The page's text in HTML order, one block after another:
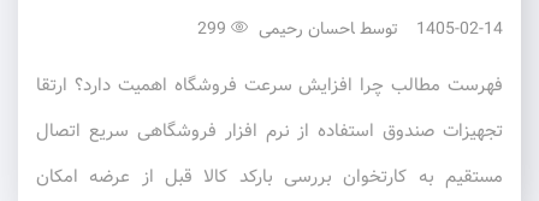
1405-02-14 توسط احسان رحیمی
فهرست مطالب چرا افزایش سرعت فروشگاه اهمیت دارد؟ ارتقا
تجهیزات صندوق استفاده از نرم افزار فروشگاهی سریع اتصال
مستقیم به کارتخوان بررسی بارکد کالا قبل از عرضه امکان